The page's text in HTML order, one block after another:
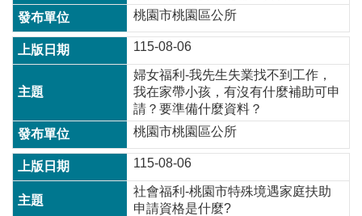
市
政
信
箱
常
問
題
桃
園
桃園市桃園區公所
115-08-06
婦女福利-我先生失業找不到工作，
我在家帶小孩，有沒有什麼補助可申
請？要準備什麼資料？
桃園市桃園區公所
115-08-06
社會福利-桃園市特殊境遇家庭扶助
申請資格是什麼?